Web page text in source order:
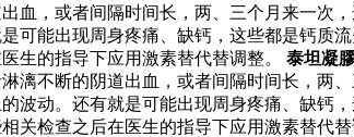
血，或者间隔时间长，两、三个月来一次
可能出现周身疼痛、缺钙，这些都是钙质
生的指导下应用激素替代替调整。 泰坦凝
漓不断的阴道出血，或者间隔时间长，两
动。还有就是可能出现周身疼痛、缺钙
关检查之后在医生的指导下应用激素替代替